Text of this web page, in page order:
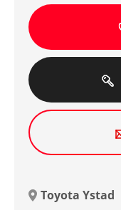
Toyota Ystad